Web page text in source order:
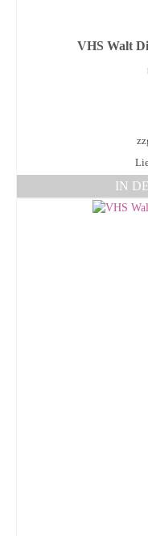
VHS Walt
IN